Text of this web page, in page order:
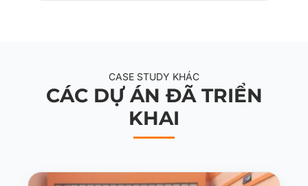
CASE STUDY KHÁC
CÁC DỰ ÁN ĐÃ TRIỂN
KHAI